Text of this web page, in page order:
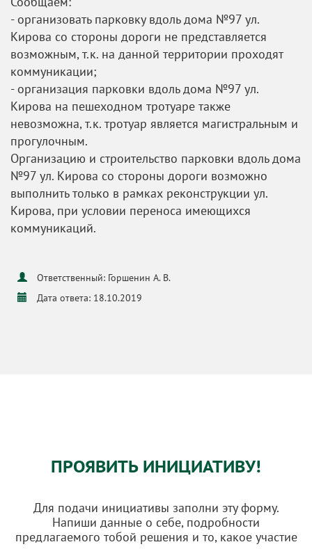
- организовать парковку вдоль дома №97 ул.
Кирова со стороны дороги не представляется
возможным, т.к. на данной территории проходят
коммуникации;
- организация парковки вдоль дома №97 ул.
Кирова на пешеходном тротуаре также
невозможна, т.к. тротуар является магистральным и
прогулочным.
Организацию и строительство парковки вдоль дома
№97 ул. Кирова со стороны дороги возможно
выполнить только в рамках реконструкции ул.
Кирова, при условии переноса имеющихся
коммуникаций.
Ответственный: Горшенин А. В.
Дата ответа: 18.10.2019
ПРОЯВИТЬ ИНИЦИАТИВУ!
Для подачи инициативы заполни эту форму.
Напиши данные о себе, подробности
предлагаемого тобой решения и то, какое участие